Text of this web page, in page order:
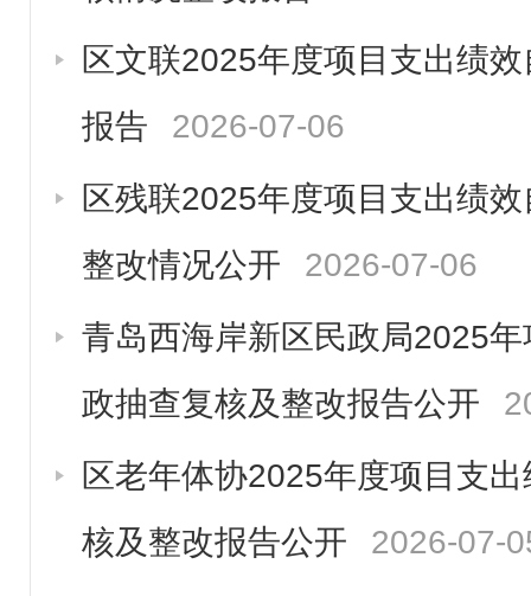
区文联2025年度项目支出绩
报告
2026-07-06
区残联2025年度项目支出绩
整改情况公开
2026-07-06
青岛西海岸新区民政局2025
政抽查复核及整改报告公开
区老年体协2025年度项目支
核及整改报告公开
2026-07-